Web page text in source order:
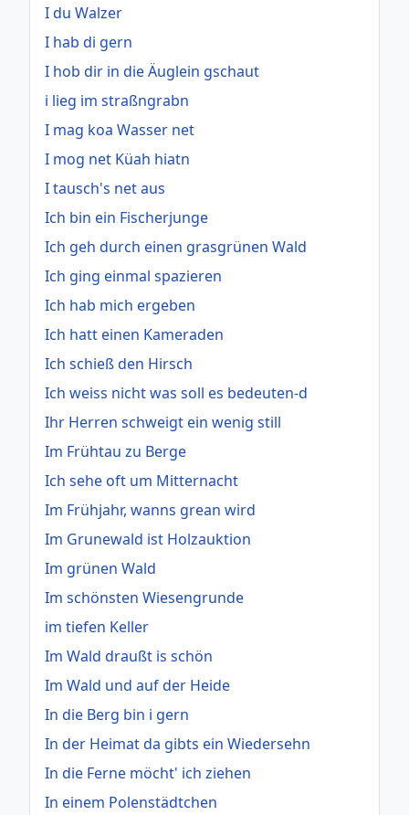
I du Walzer
I hab di gern
I hob dir in die Äuglein gschaut
i lieg im straßngrabn
I mag koa Wasser net
I mog net Küah hiatn
I tausch's net aus
Ich bin ein Fischerjunge
Ich geh durch einen grasgrünen Wald
Ich ging einmal spazieren
Ich hab mich ergeben
Ich hatt einen Kameraden
Ich schieß den Hirsch
Ich weiss nicht was soll es bedeuten-d
Ihr Herren schweigt ein wenig still
Im Frühtau zu Berge
Ich sehe oft um Mitternacht
Im Frühjahr, wanns grean wird
Im Grunewald ist Holzauktion
Im grünen Wald
Im schönsten Wiesengrunde
im tiefen Keller
Im Wald draußt is schön
Im Wald und auf der Heide
In die Berg bin i gern
In der Heimat da gibts ein Wiedersehn
In die Ferne möcht' ich ziehen
In einem Polenstädtchen